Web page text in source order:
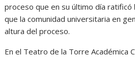
proceso que en su último día ratificó
que la comunidad universitaria en
altura del proceso.
En el Teatro de la Torre Académica